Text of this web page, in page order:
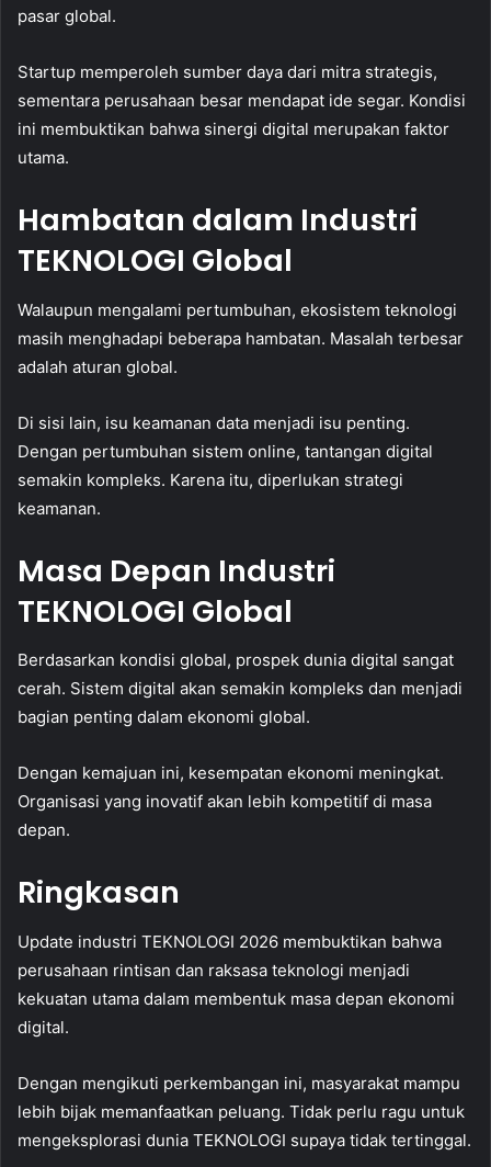
pasar global.
Startup memperoleh sumber daya dari mitra strategis,
sementara perusahaan besar mendapat ide segar. Kondisi
ini membuktikan bahwa sinergi digital merupakan faktor
utama.
Hambatan dalam Industri
TEKNOLOGI Global
Walaupun mengalami pertumbuhan, ekosistem teknologi
masih menghadapi beberapa hambatan. Masalah terbesar
adalah aturan global.
Di sisi lain, isu keamanan data menjadi isu penting.
Dengan pertumbuhan sistem online, tantangan digital
semakin kompleks. Karena itu, diperlukan strategi
keamanan.
Masa Depan Industri
TEKNOLOGI Global
Berdasarkan kondisi global, prospek dunia digital sangat
cerah. Sistem digital akan semakin kompleks dan menjadi
bagian penting dalam ekonomi global.
Dengan kemajuan ini, kesempatan ekonomi meningkat.
Organisasi yang inovatif akan lebih kompetitif di masa
depan.
Ringkasan
Update industri TEKNOLOGI 2026 membuktikan bahwa
perusahaan rintisan dan raksasa teknologi menjadi
kekuatan utama dalam membentuk masa depan ekonomi
digital.
Dengan mengikuti perkembangan ini, masyarakat mampu
lebih bijak memanfaatkan peluang. Tidak perlu ragu untuk
mengeksplorasi dunia TEKNOLOGI supaya tidak tertinggal.